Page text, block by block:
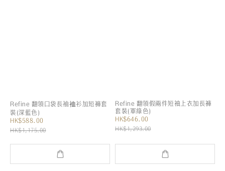
Refine 翻領口袋長袖裇衫加短褲套
裝(深藍色)
HK$588.00
HK$1,175.00
Refine 翻領假兩件短袖上衣加長褲
套裝(軍綠色)
HK$646.00
HK$1,293.00